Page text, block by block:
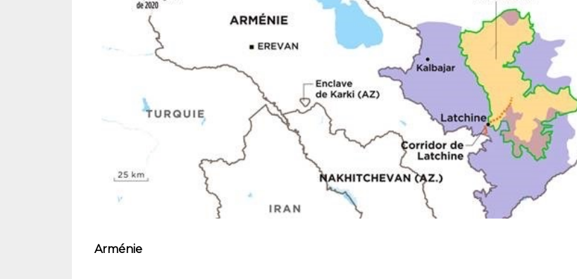
Arménie